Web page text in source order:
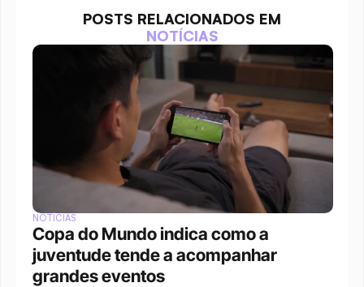
POSTS RELACIONADOS EM
NOTÍCIAS
NOTÍCIAS
Copa do Mundo indica como a
juventude tende a acompanhar
grandes eventos